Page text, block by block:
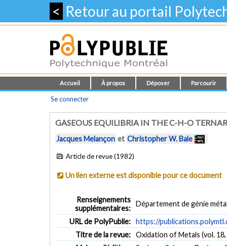
< Retour au portail
Accueil À propos Déposer Parcourir
Se connecter
GASEOUS EQUILIBRIA IN THE C-H-O
Jacques Melançon et Christopher W. Bale
Article de revue (1982)
Un lien externe est disponible pour ce document
Renseignements
supplémentaires:
Département de génie
URL de PolyPublie: https://
Titre de la revue: Oxidation of Metals (vol.